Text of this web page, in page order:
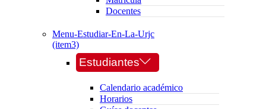
Docentes
Menu-Estudiar-En-La-Urjc
(item3)
Estudiantes
Calendario académico
Horarios